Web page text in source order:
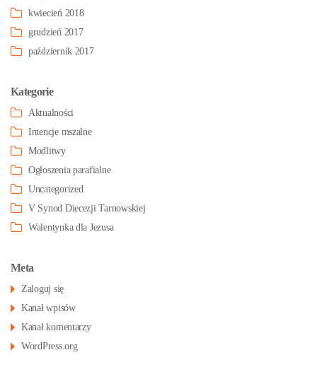
kwiecień 2018
grudzień 2017
październik 2017
Kategorie
Aktualności
Intencje mszalne
Modlitwy
Ogłoszenia parafialne
Uncategorized
V Synod Diecezji Tarnowskiej
Walentynka dla Jezusa
Meta
Zaloguj się
Kanał wpisów
Kanał komentarzy
WordPress.org